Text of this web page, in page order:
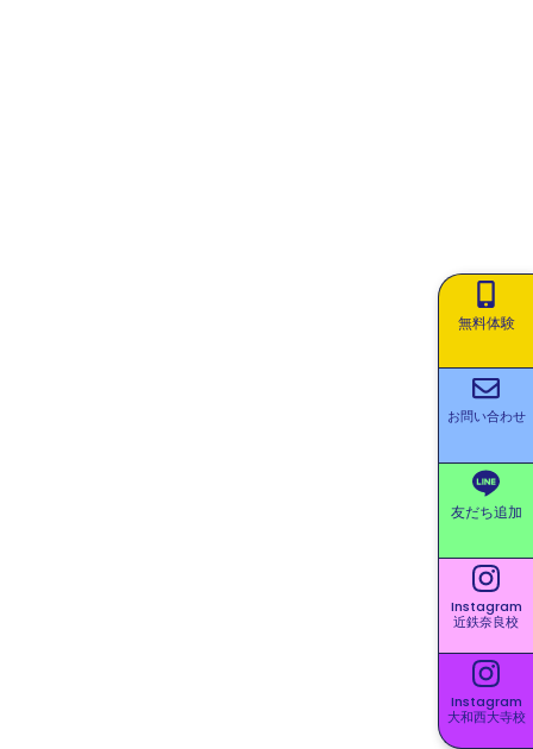
無料体験
お問い合わせ
友だち追加
Instagram
近鉄奈良校
Instagram
大和西大寺校